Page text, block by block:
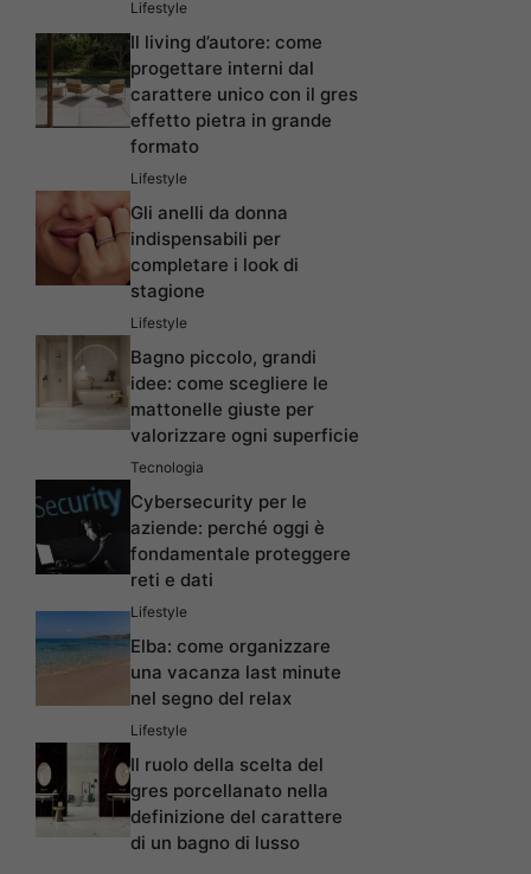
Lifestyle
Il living d’autore: come
progettare interni dal
carattere unico con il gres
effetto pietra in grande
formato
Lifestyle
Gli anelli da donna
indispensabili per
completare i look di
stagione
Lifestyle
Bagno piccolo, grandi
idee: come scegliere le
mattonelle giuste per
valorizzare ogni superficie
Tecnologia
Cybersecurity per le
aziende: perché oggi è
fondamentale proteggere
reti e dati
Lifestyle
Elba: come organizzare
una vacanza last minute
nel segno del relax
Lifestyle
Il ruolo della scelta del
gres porcellanato nella
definizione del carattere
di un bagno di lusso